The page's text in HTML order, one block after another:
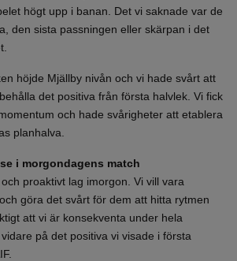
högt upp i banan. Det vi saknade var de
den sista passningen eller skärpan i det
höjde Mjällby nivån och vi hade svårt att
det positiva från första halvlek. Vi fick
och hade svårigheter att etablera
planhalva.
i morgondagens match
proaktivt lag imorgon. Vi vill vara
göra det svårt för dem att hitta rytmen
att vi är konsekventa under hela
på det positiva vi visade i första